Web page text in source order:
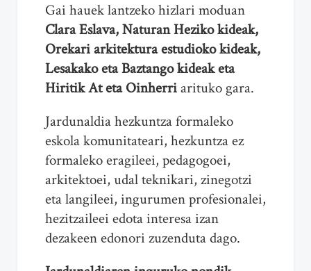
Gai hauek lantzeko hizlari moduan
Clara Eslava, Naturan Heziko kideak,
Orekari arkitektura estudioko kideak,
Lesakako eta Baztango kideak eta
Hiritik At eta Oinherriarituko gara.
Jardunaldia hezkuntza formaleko
eskola komunitateari, hezkuntza ez
formaleko eragileei, pedagogoei,
arkitektoei, udal teknikari, zinegotzi
eta langileei, ingurumen profesionalei,
hezitzaileei edota interesa izan
dezakeen edonori zuzenduta dago.